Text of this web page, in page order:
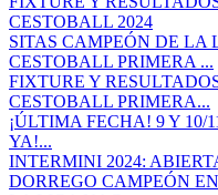
CESTOBALL 2024
SITAS CAMPEÓN DE LA
CESTOBALL PRIMERA ...
FIXTURE Y
CESTOBALL PRIMERA...
¡ÚLTIMA FECHA! 9 Y 10/
YA!...
INTERMINI 2024:
DORREGO CAMPEÓN